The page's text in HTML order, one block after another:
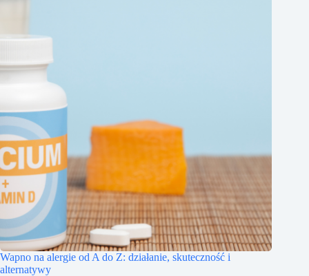
Wapno na alergie od A do Z: działanie, skuteczność i
alternatywy